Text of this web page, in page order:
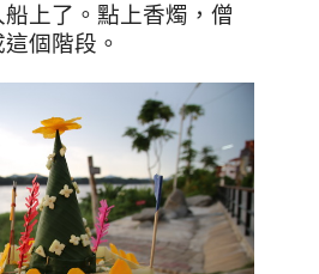
上了。點上香燭，僧
個階段。